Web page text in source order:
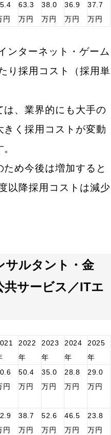
検索
索
る
円
63.3
万円
38.0
万円
36.9
万円
37.7
万円
ンターネット・ゲーム
り採用コスト（採用単
、業界的にも大手の
く採用コストが変動
め今後は増加すると
以降採用コストは減少
サルタント・金
共サービス／ITエ
2022
年
2023
年
2024
年
2025
年
円
50.4
万円
35.0
万円
28.8
万円
29.0
万円
円
38.7
万円
52.6
万円
46.5
万円
23.8
万円